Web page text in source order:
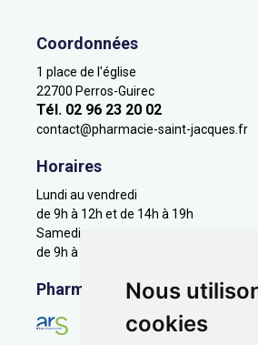
Nous
cookies
Coordonnées
1 place de l'église
22700 Perros-Guirec
Tél. 02 96 23 20 02
contact@pharmacie-saint-jacques.fr
Horaires
Lundi au vendredi
de 9h à 12h et de 14h à 19h
Samedi
de 9h à 12h
Pharmacie en ligne agréée